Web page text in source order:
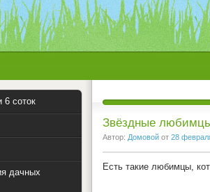
Звёздные
Автор: Домовой от 28
Есть такие любимцы,
соток
дачных